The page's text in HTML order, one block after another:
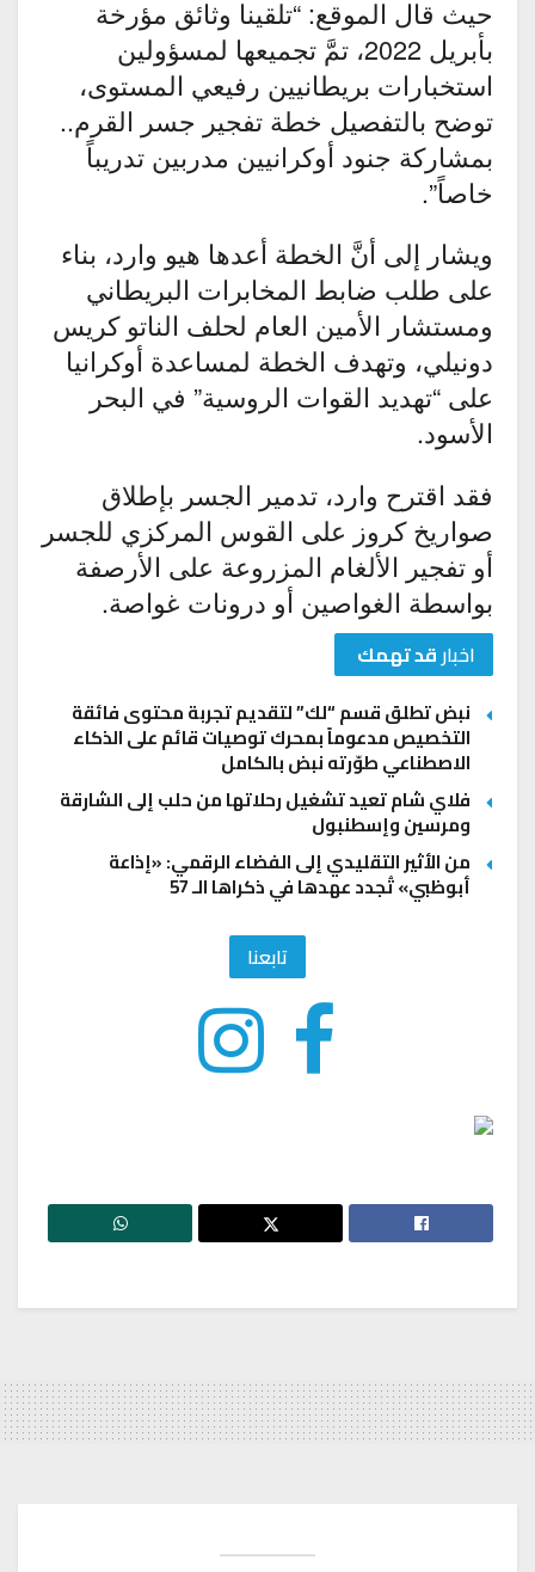
حيث قال الموقع: “تلقينا وثائق مؤرخة
بأبريل 2022، تمَّ تجميعها لمسؤولين
استخبارات بريطانيين رفيعي المستوى،
توضح بالتفصيل خطة تفجير جسر القرم..
بمشاركة جنود أوكرانيين مدربين تدريباً
خاصاً”.
ويشار إلى أنَّ الخطة أعدها هيو وارد، بناء
على طلب ضابط المخابرات البريطاني
ومستشار الأمين العام لحلف الناتو كريس
دونيلي، وتهدف الخطة لمساعدة أوكرانيا
على “تهديد القوات الروسية” في البحر
الأسود.
فقد اقترح وارد، تدمير الجسر بإطلاق
صواريخ كروز على القوس المركزي للجسر
أو تفجير الألغام المزروعة على الأرصفة
بواسطة الغواصين أو درونات غواصة.
اخبارقد تهمك
نبض تطلق قسم “لك” لتقديم تجربة محتوى فائقة
التخصيص مدعوماً بمحرك توصيات قائم على الذكاء
الاصطناعي طوّرته نبض بالكامل
فلاي شام تعيد تشغيل رحلاتها من حلب إلى الشارقة
ومرسين وإسطنبول
من الأثير التقليدي إلى الفضاء الرقمي: «إذاعة
أبوظبي» تُجدد عهدها في ذكراها الـ 57
تابعنا